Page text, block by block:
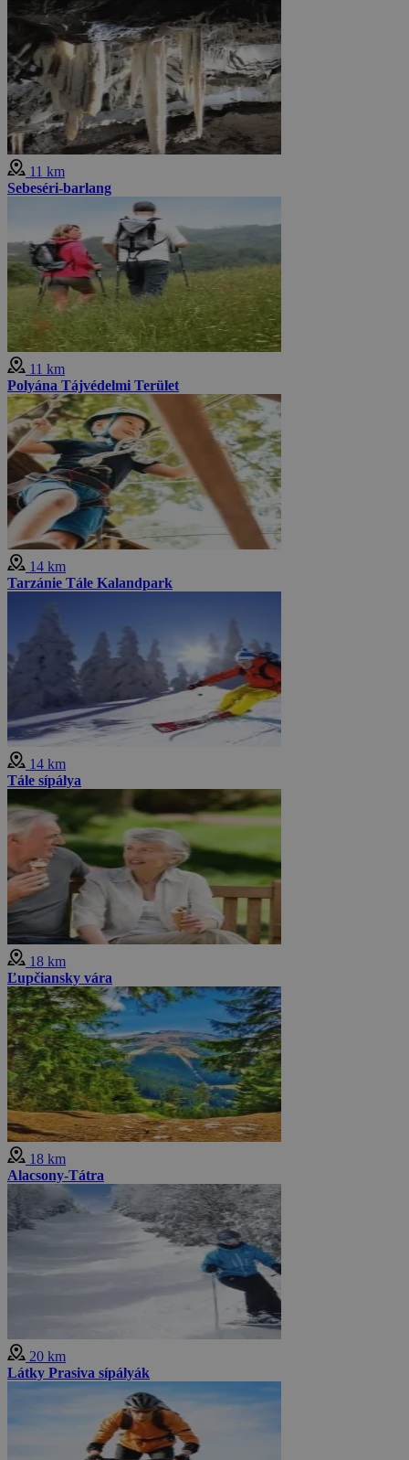
11 km
Sebeséri-barlang
11 km
Polyána Tájvédelmi Terület
14 km
Tarzánie Tále Kalandpark
14 km
Tále sípálya
18 km
Ľupčiansky vára
18 km
Alacsony-Tátra
20 km
Látky Prasiva sípályák